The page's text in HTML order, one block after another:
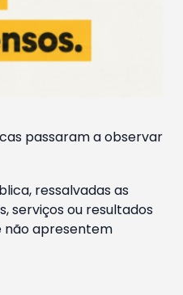
passaram a observar
ressalvadas as
serviços ou resultados
não apresentem